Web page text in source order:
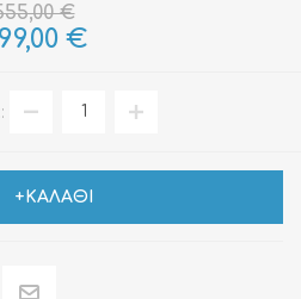
€
€
+ΚΑΛΆΘΙ